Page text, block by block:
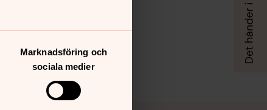
Marknadsföring och
sociala medier